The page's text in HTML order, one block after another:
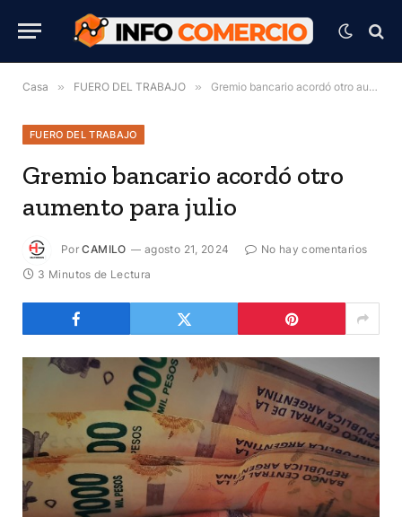
Casa » FUERO DEL TRABAJO » Gremio bancario acordó otro aumento para julio
FUERO DEL TRABAJO
Gremio bancario acordó otro
aumento para julio
Por CAMILO agosto 21, 2024
No hay comentarios
3 Minutos de Lectura